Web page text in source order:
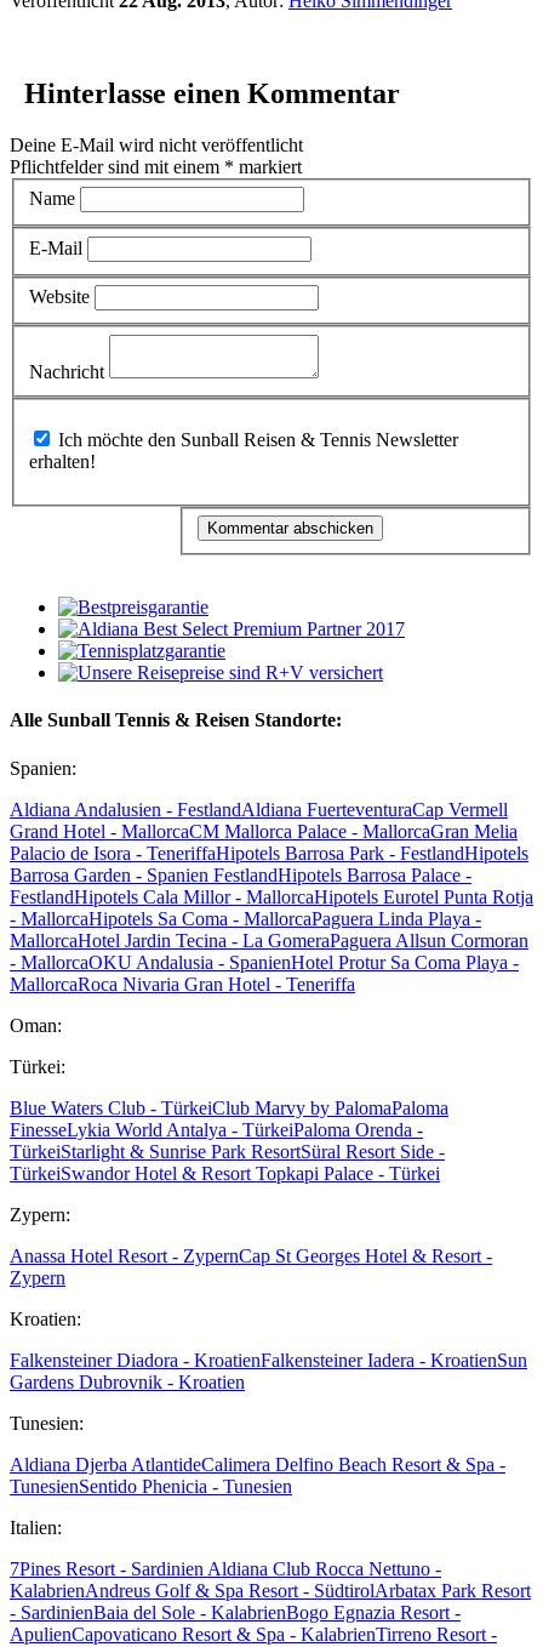
Hinterlasse einen Kommentar
Deine E-Mail wird nicht veröffentlicht
Pflichtfelder sind mit einem * markiert
Name
E-Mail
Website
Nachricht
erhalten!
Alle Sunball Tennis & Reisen Standorte:
Spanien:
Aldiana Andalusien - FestlandAldiana FuerteventuraCap Vermell
Grand Hotel - MallorcaCM Mallorca Palace - MallorcaGran Melia
Palacio de Isora - TeneriffaHipotels Barrosa Park - FestlandHipotels
Barrosa Garden - Spanien FestlandHipotels Barrosa Palace -
FestlandHipotels Cala Millor - MallorcaHipotels Eurotel Punta Rotja
- MallorcaHipotels Sa Coma - MallorcaPaguera Linda Playa -
MallorcaHotel Jardin Tecina - La GomeraPaguera Allsun Cormoran
- MallorcaOKU Andalusia - SpanienHotel Protur Sa Coma Playa -
MallorcaRoca Nivaria Gran Hotel - Teneriffa
Oman:
Türkei:
Blue Waters Club - TürkeiClub Marvy by PalomaPaloma
FinesseLykia World Antalya - TürkeiPaloma Orenda -
TürkeiStarlight & Sunrise Park ResortSüral Resort Side -
TürkeiSwandor Hotel & Resort Topkapi Palace - Türkei
Zypern:
Anassa Hotel Resort - ZypernCap St Georges Hotel & Resort -
Zypern
Kroatien:
Falkensteiner Diadora - KroatienFalkensteiner Iadera - KroatienSun
Gardens Dubrovnik - Kroatien
Tunesien:
Aldiana Djerba AtlantideCalimera Delfino Beach Resort & Spa -
TunesienSentido Phenicia - Tunesien
Italien:
7Pines Resort - Sardinien Aldiana Club Rocca Nettuno -
KalabrienAndreus Golf & Spa Resort - SüdtirolArbatax Park Resort
- SardinienBaia del Sole - KalabrienBogo Egnazia Resort -
ApulienCapovaticano Resort & Spa - KalabrienTirreno Resort -